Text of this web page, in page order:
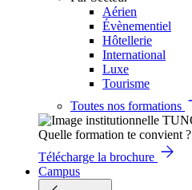
Aérien
Évènementiel
Hôtellerie
International
Luxe
Tourisme
Toutes nos formations
Quelle formation te convient ?
Télécharge la brochure
Campus